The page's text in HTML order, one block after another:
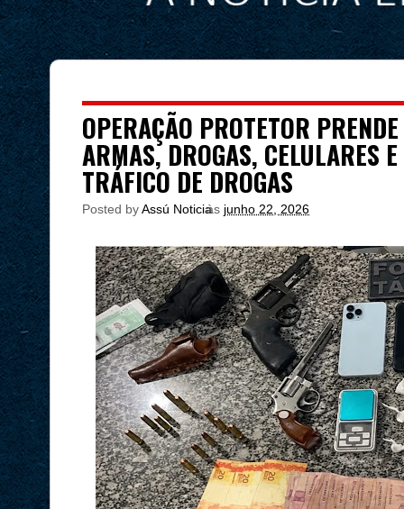
OPERAÇÃO PROTETOR
ARMAS, DROGAS, CELULARES
TRÁFICO DE DROGAS
Posted byAssú Noticia
às junho 22, 2026